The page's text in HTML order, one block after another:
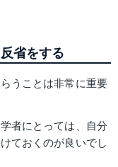
省をする
うことは非常に重要
者にとっては、自分
ておくのが良いでし